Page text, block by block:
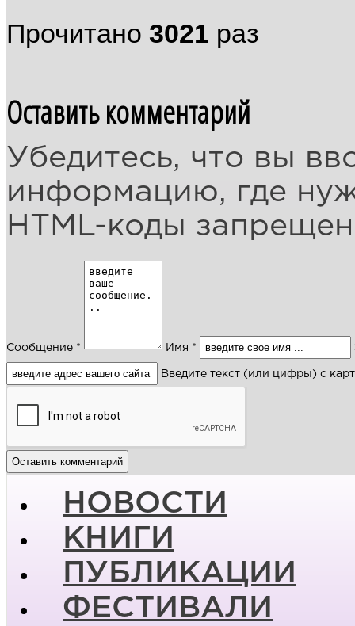
Прочитано 3021 раз
Оставить комментарий
Убедитесь, что вы
информацию, где
HTML-коды
Сообщение * Имя *
Введите текст (или цифры) с
НОВОСТИ
КНИГИ
ПУБЛИКАЦИИ
ФЕСТИВАЛИ